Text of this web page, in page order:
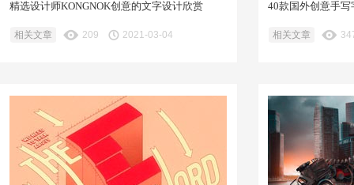
精选设计师KONGNOK创意的文字设计欣赏
相关文章 209 2021-03-04
40款国外创意手
相关文章